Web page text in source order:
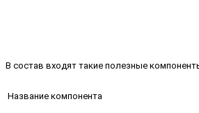
В состав входят такие полезные
Название компонента